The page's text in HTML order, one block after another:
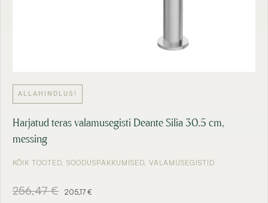
ALLAHINDLUS!
Harjatud teras valamusegisti Deante Silia 30.5 cm,
messing
KÕIK TOOTED, SOODUSPAKKUMISED, VALAMUSEGISTID
256,47€ A
205,17 €C